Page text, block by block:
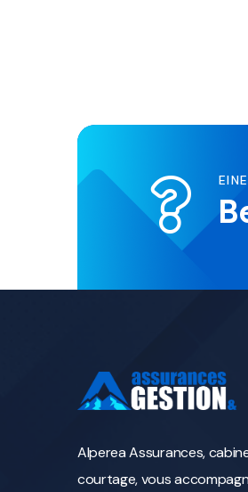
Alperea Assurances,
courtage, vous